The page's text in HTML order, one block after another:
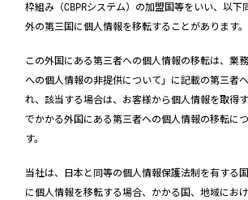
枠組み（CBPRシステム）の加盟国等をいい、以下
外の第三国に個人情報を移転することがあります。
この外国にある第三者への個人情報の移転は、業
への個人情報の非提供について」に記載の第三者
れ、該当する場合は、お客様から個人情報を取得
でかかる外国にある第三者への個人情報の移転に
す。
当社は、日本と同等の個人情報保護法制を有する
に個人情報を移転する場合、かかる国、地域にお